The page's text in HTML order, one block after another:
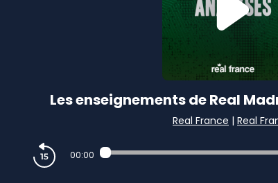
Les enseignements de Real
Real France | Real
00:00